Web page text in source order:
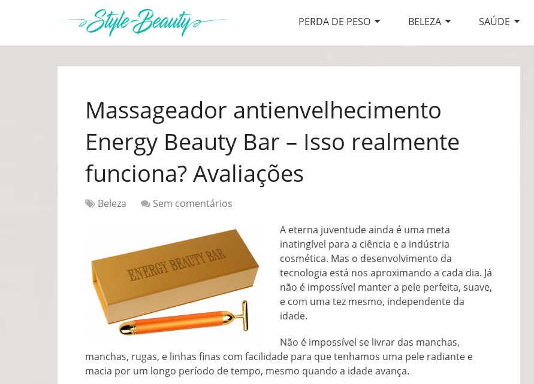
PERDA DE PESO BELEZA SAÚDE
Massageador antienvelhecimento
Energy Beauty Bar – Isso realmente
funciona? Avaliações
Beleza
Sem comentários
A eterna juventude ainda é uma meta
inatingível para a ciência e a indústria
cosmética. Mas o desenvolvimento da
tecnologia está nos aproximando a cada dia. Já
não é impossível manter a pele perfeita, suave,
e com uma tez mesmo, independente da
idade.
Não é impossível se livrar das manchas,
manchas, rugas, e linhas finas com facilidade para que tenhamos uma pele radiante e
macia por um longo período de tempo, mesmo quando a idade avança.